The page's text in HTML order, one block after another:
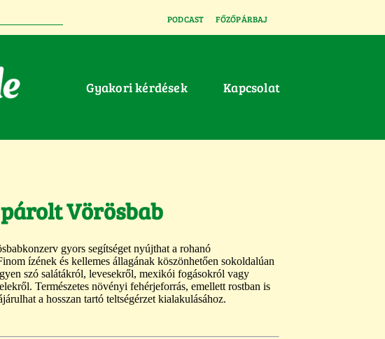
PODCAST FŐZŐPÁRBAJ
Gyakori kérdések Kapcsolat
Vörösbab
gyors segítséget nyújthat a rohanó
ízének és kellemes állagának köszönhetően sokoldalúan
szó salátákról, levesekről, mexikói fogásokról vagy
Természetes növényi fehérjeforrás, emellett rostban is
a hosszan tartó teltségérzet kialakulásához.